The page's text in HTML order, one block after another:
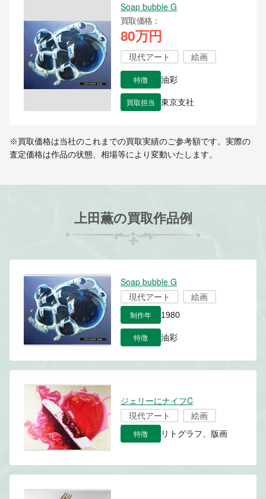
Soap bubble G
買取価格
80万円
現代アート 絵画
特徴 油彩
買取担当 東京支社
※買取価格は当社のこれまでの買取実績のご参考額です。実際の
査定価格は作品の状態、相場等により変動いたします。
上田薫の買取作品例
Soap bubble G
現代アート
絵画
制作年 1980
特徴 油彩
ジェリーにナイフC
現代アート
絵画
特徴 リトグラフ、版画